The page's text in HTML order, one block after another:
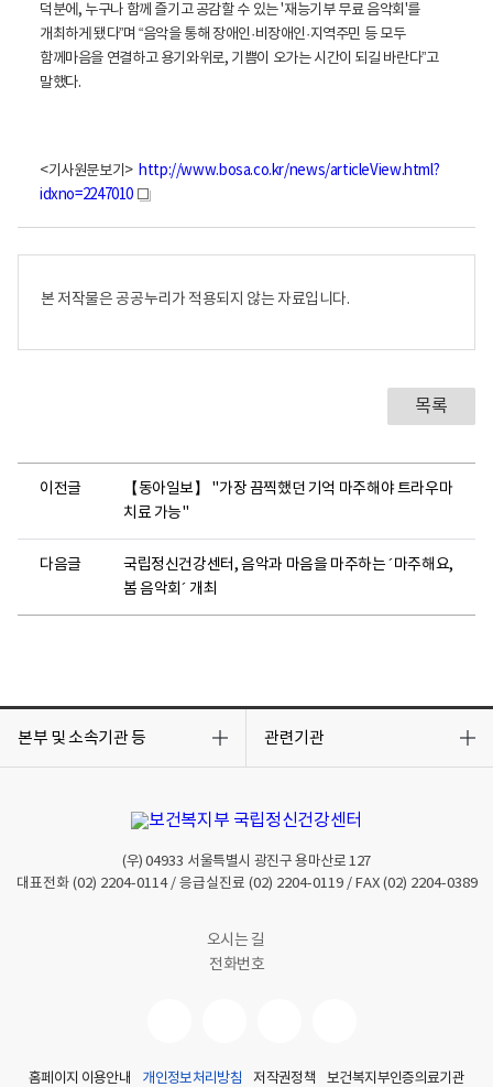
덕분에, 누구나 함께 즐기고 공감할 수 있는 '재능기부 무료 음악회'를
개최하게 됐다”며 “음악을 통해 장애인·비장애인·지역주민 등 모두
함께마음을 연결하고 용기와위로, 기쁨이 오가는 시간이 되길 바란다”고
말했다.
<기사원문보기> http://www.bosa.co.kr/news/articleView.html?
idxno=2247010 새
창
본 저작물은 공공누리가 적용되지 않는 자료입니다.
목록
이전글
【동아일보】 "가장 끔찍했던 기억 마주해야 트라우마
치료 가능"
다음글
국립정신건강센터, 음악과 마음을 마주하는 ´마주해요,
봄 음악회´ 개최
본부 및 소속기관 등
기
관련기관
기
(우)04933 서울특별시 광진구 용마산로 127
대표전화 (02) 2204-0114/ 응급실진료 (02) 2204-0119/ FAX (02) 2204-0389
오시는 길
전화번호
홈페이지 이용안내 개인정보처리방침 저작권정책 보건복지부인증의료기관